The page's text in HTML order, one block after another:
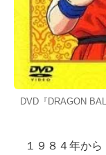
DVD『DRAGON
１９８４年から